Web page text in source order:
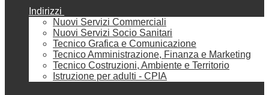
Indirizzi
Nuovi Servizi Commerciali
Nuovi Servizi Socio Sanitari
Tecnico Grafica e Comunicazione
Tecnico Amministrazione, Finanza e Marketing
Tecnico Costruzioni, Ambiente e Territorio
Istruzione per adulti - CPIA